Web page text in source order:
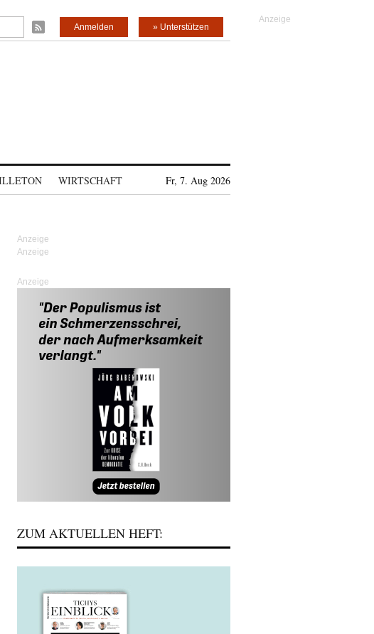
» Unterstützen
Anmelden
WIRTSCHAFT Fr, 7. Aug 2026
Anzeige
ZUM AKTUELLEN HEFT: